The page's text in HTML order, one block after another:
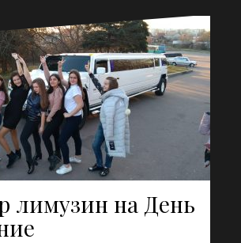
лимузин на День